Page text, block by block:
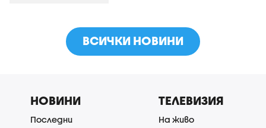
ВСИЧКИ НОВИНИ
НОВИНИ
Последни
ТЕЛЕВИЗИЯ
На живо